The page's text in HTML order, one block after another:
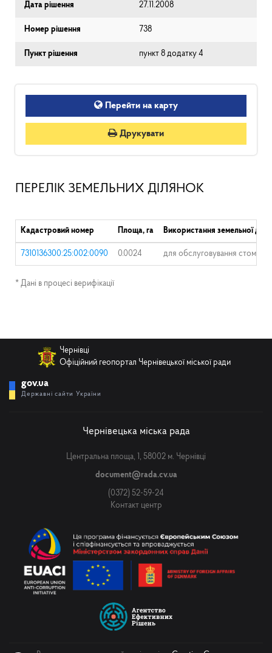
Дата рішення 27.11.2008
Номер рішення 738
Пункт рішення пункт 8 додатку 4
Перейти на карту
Друкувати
ПЕРЕЛІК ЗЕМЕЛЬНИХ ДІЛЯНОК
Кадастровий номер Площа, га Використання земельної
7310136300:25:002:0090 0.0024 для обслуговування
* Дані в процесі верифікації
Чернівці
Офіційний геопортал Чернівецької міської ради
gov.ua
Державні сайти України
Чернівецька міська рада
Центральна площа, 1, 58002 м. Чернівці
document@rada.cv.ua
(0372) 52-59-24
Контакт центр